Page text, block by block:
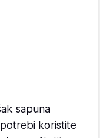
sapuna
koristite